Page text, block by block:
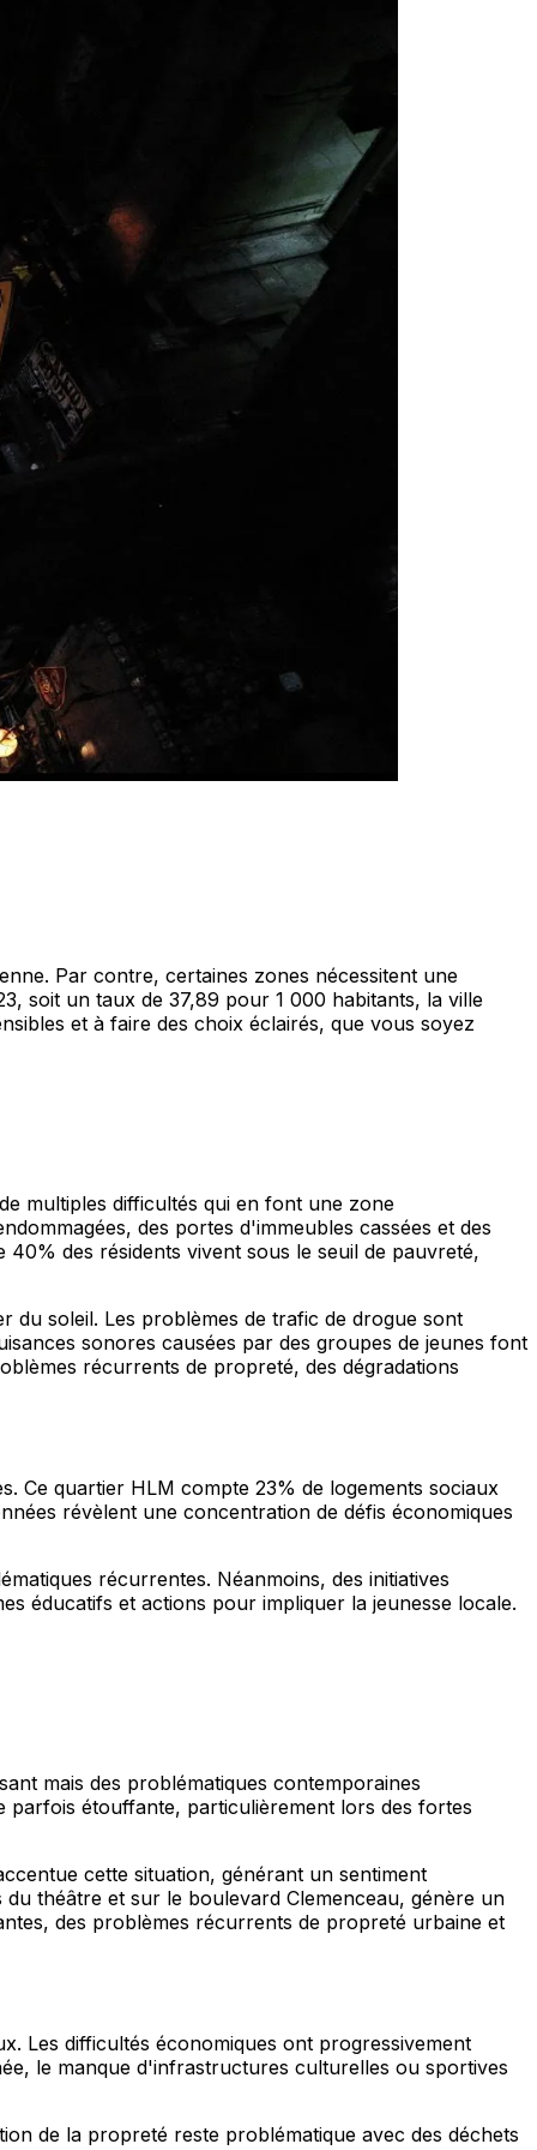
Par contre, certaines zones nécessitent une
soit un taux de 37,89 pour 1 000 habitants, la ville
et à faire des choix éclairés, que vous soyez
multiples difficultés qui en font une zone
des portes d'immeubles cassées et des
des résidents vivent sous le seuil de pauvreté,
soleil. Les problèmes de trafic de drogue sont
sonores causées par des groupes de jeunes font
récurrents de propreté, des dégradations
Ce quartier HLM compte 23% de logements sociaux
révèlent une concentration de défis économiques
récurrentes. Néanmoins, des initiatives
éducatifs et actions pour impliquer la jeunesse locale.
mais des problématiques contemporaines
étouffante, particulièrement lors des fortes
cette situation, générant un sentiment
théâtre et sur le boulevard Clemenceau, génère un
des problèmes récurrents de propreté urbaine et
Les difficultés économiques ont progressivement
le manque d'infrastructures culturelles ou sportives
de la propreté reste problématique avec des déchets